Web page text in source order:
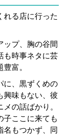
れる店に行った
ップ、胸の谷間
も時事ネタに芸
富。
に、黒ずくめの
興味もない、彼
の話ばかり。
子ここに来ても
名もつかず、同